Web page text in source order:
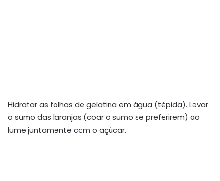
Hidratar as folhas de gelatina em água (tépida). Levar
o sumo das laranjas (coar o sumo se preferirem) ao
lume juntamente com o açúcar.